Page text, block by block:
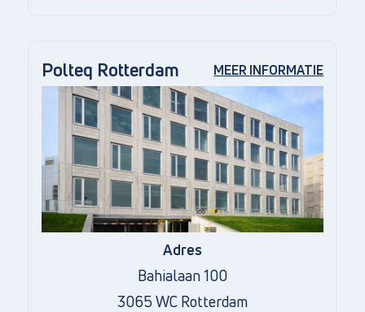
Polteq Rotterdam
Adres
Bahialaan 100
3065 WC Rotterdam
MEER INFORMATIE